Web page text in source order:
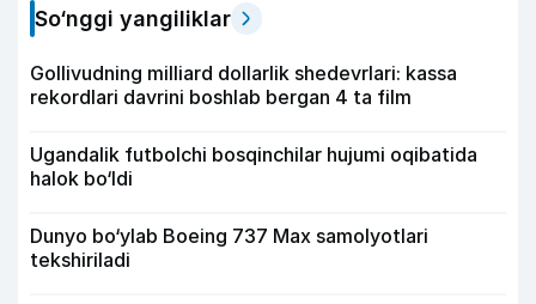
So‘nggi yangiliklar
Gollivudning milliard dollarlik shedevrlari: kassa
rekordlari davrini boshlab bergan 4 ta film
Ugandalik futbolchi bosqinchilar hujumi oqibatida
halok bo‘ldi
Dunyo bo‘ylab Boeing 737 Max samolyotlari
tekshiriladi